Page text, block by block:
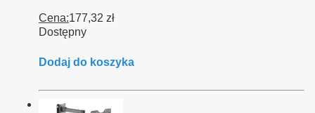
Cena:177,32 zł
Dostępny
Dodaj do koszyka